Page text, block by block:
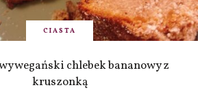
CIASTA
wegański chlebek bananowy z
kruszonką